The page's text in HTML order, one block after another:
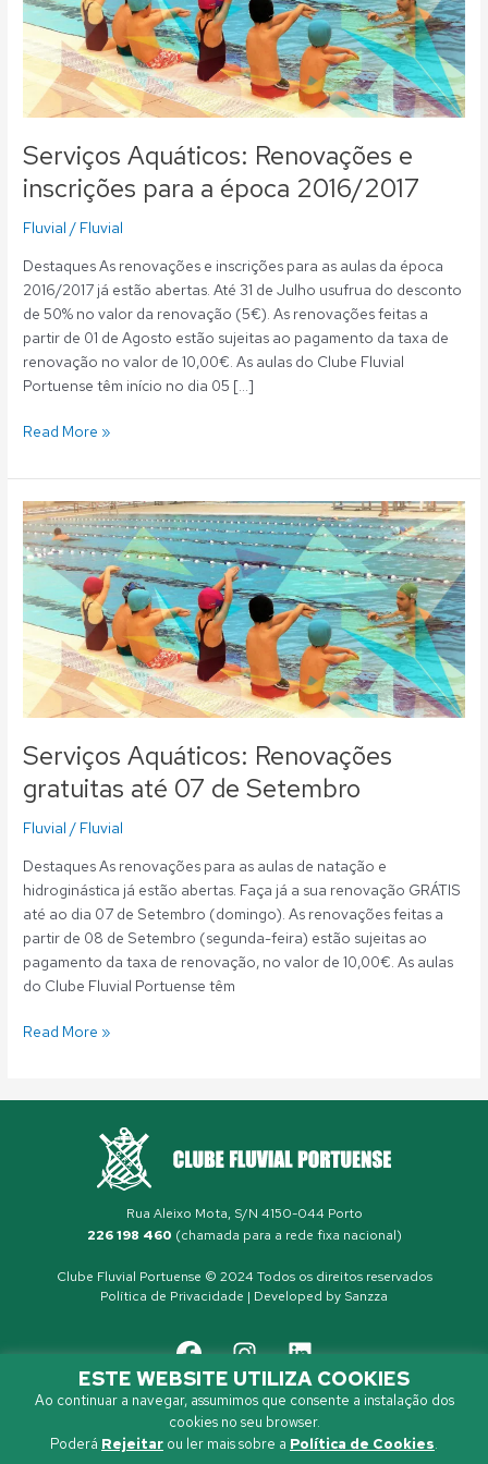
Serviços Aquáticos: Renovações e
inscrições para a época 2016/2017
Fluvial / Fluvial
Destaques As renovações e inscrições para as aulas da época
2016/2017 já estão abertas. Até 31 de Julho usufrua do desconto
de 50% no valor da renovação (5€). As renovações feitas a
partir de 01 de Agosto estão sujeitas ao pagamento da taxa de
renovação no valor de 10,00€. As aulas do Clube Fluvial
Portuense têm início no dia 05 […]
inscrições
para
a
época
2016/2017
Read More »
Serviços Aquáticos: Renovações
gratuitas até 07 de Setembro
Fluvial / Fluvial
Destaques As renovações para as aulas de natação e
hidroginástica já estão abertas. Faça já a sua renovação GRÁTIS
até ao dia 07 de Setembro (domingo). As renovações feitas a
partir de 08 de Setembro (segunda-feira) estão sujeitas ao
pagamento da taxa de renovação, no valor de 10,00€. As aulas
do Clube Fluvial Portuense têm
Serviços
Aquáticos:
Renovações
gratuitas
até
07
de
Setembro
Read More »
Rua Aleixo Mota, S/N 4150-044 Porto
226 198 460 (chamada para a rede fixa nacional)
Clube Fluvial Portuense © 2024 Todos os direitos reservados
Política de Privacidade | Developed by Sanzza
ESTE WEBSITE UTILIZA COOKIES
Ao continuar a navegar, assumimos que consente a instalação dos
cookies no seu browser.
Poderá Rejeitar ou ler mais sobre a Política de Cookies.